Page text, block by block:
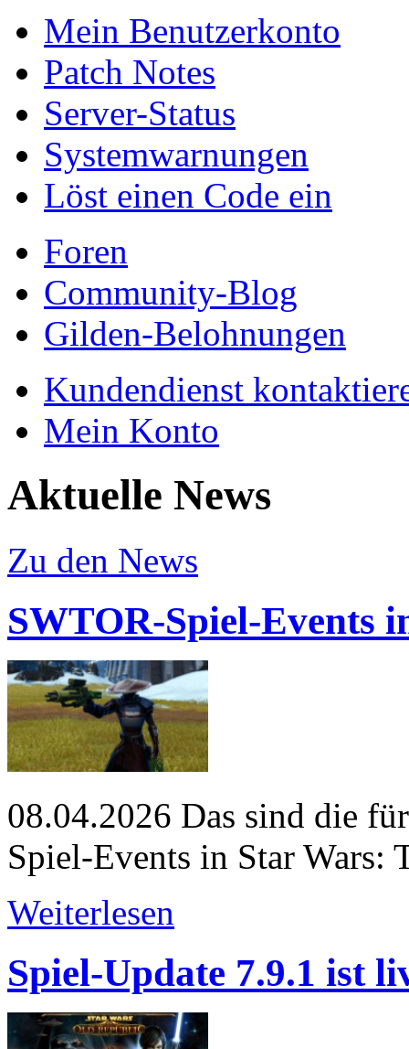
Mein Benutzerkonto
Patch Notes
Server-Status
Systemwarnungen
Löst einen Code ein
Foren
Community-Blog
Gilden-Belohnungen
Kundendienst
Mein Konto
Aktuelle News
Zu den News
SWTOR-Spiel-Events
08.04.2026 Das sind die
Spiel-Events in Star Wars:
Weiterlesen
Spiel-Update 7.9.1 ist